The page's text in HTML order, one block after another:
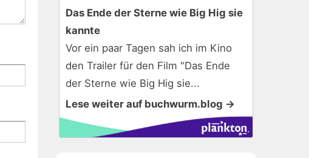
Das Ende der Sterne wie Big Hig sie
kannte
Vor ein paar Tagen sah ich im Kino
den Trailer für den Film "Das Ende
der Sterne wie Big Hig sie...
Lese weiter auf buchwurm.blog →